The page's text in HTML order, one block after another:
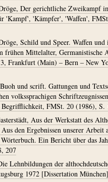
Der gerichtliche Zweikampf
'Kampf', 'Kämpfer', 'Waffen',
Schild und Speer. Waffen und
frühen Mittelalter, Germanistische
Frankfurt (Main) – Bern – New
und scrift. Gattungen und
volkssprachigen
FMSt. 20 (1986), S.
Aus der Werkstatt des
den Ergebnissen unserer Arbeit
Ein Bericht über das
207
Lehnbildungen der
1972 [Dissertation